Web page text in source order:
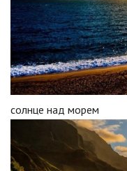
солнце над морем